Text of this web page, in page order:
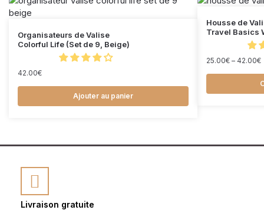
Organisateurs de Valise
Colorful Life (Set de 9, Beige)
42.00€
Ajouter au panier
Housse de
Travel Basics
25.00€ – 42.00€
Livraison gratuite